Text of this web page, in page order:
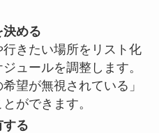
決める
きたい場所をリスト化
ュールを調整します。
望が無視されている」
ができます。
する